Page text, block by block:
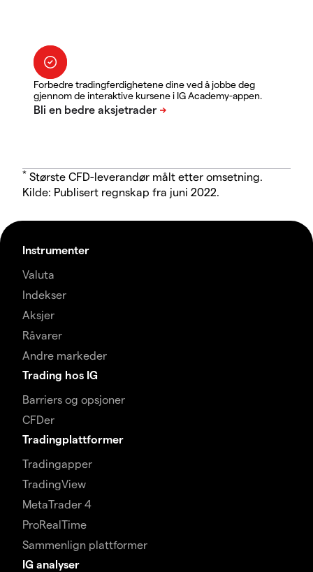
Forbedre tradingferdighetene dine ved å jobbe deg
gjennom de interaktive kursene i IG Academy-appen.
* Største CFD-leverandør målt etter omsetning.
Kilde: Publisert regnskap fra juni 2022.
Instrumenter
Valuta
Indekser
Aksjer
Råvarer
Andre markeder
Trading hos IG
Barriers og opsjoner
CFDer
Tradingplattformer
Tradingapper
TradingView
MetaTrader 4
ProRealTime
Sammenlign plattformer
IG analyser